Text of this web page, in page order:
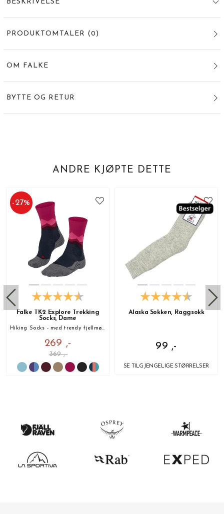
BESKRIVELSE
PRODUKTOMTALER (0 )
OM FALKE
BYTTE OG RETUR
ANDRE KJØPTE DETTE
-27%
Falke TK2 Explore Trekking
Socks, Dame
Hiking Socks - med trendy fjellmønster!
269 ,-
369 ,-
Alaska Sokken, Raggsokk
99 ,-
SE TILGJENGELIGE STØRRELSER